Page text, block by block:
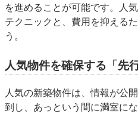
を進めることが可能です。人
テクニックと、費用を抑える
う。
人気物件を確保する「先
人気の新築物件は、情報が公
到し、あっという間に満室に